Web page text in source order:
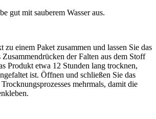
gut mit sauberem Wasser aus.
zu einem Paket zusammen und lassen Sie das
Zusammendrücken der Falten aus dem Stoff
Produkt etwa 12 Stunden lang trocknen,
ist. Öffnen und schließen Sie das
mehrmals, damit die